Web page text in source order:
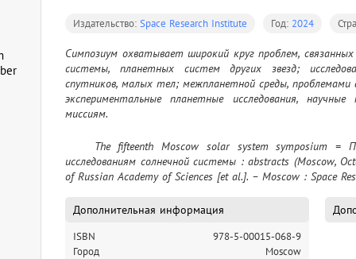
Издательство: Space Research Institute Год: 2024
Симпозиум охватывает широкий круг проблем,
системы, планетных систем других звезд;
спутников, малых тел; межпланетной среды,
экспериментальные планетные исследования,
миссиям.
исследованиям солнечной системы : abstracts (Moscow,
of Russian Academy of Sciences [et al.]. – Moscow : Space
Дополнительная информация
ISBN
978-5-00015-068-9
Город
Moscow